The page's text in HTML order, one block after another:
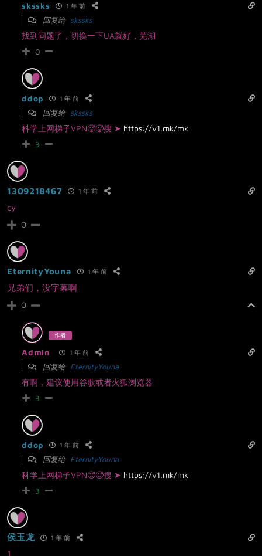
skssks 1 年 前
回复给 skssks
找到问题了，切换一下UA就好，芜湖
0
ddop 1 年 前
回复给 skssks
科学上网梯子VPN🥵🥵搜 ➤ https://v1.mk/mk
3
1309218467 1 年 前
cy
0
EternityYouna 1 年 前
兄弟们，没字幕啊
0
作者
Admin 1 年 前
回复给 EternityYouna
有啊，建议使用谷歌或者火狐浏览器
3
ddop 1 年 前
回复给 EternityYouna
科学上网梯子VPN🥵🥵搜 ➤ https://v1.mk/mk
3
侯玉龙 1 年 前
1